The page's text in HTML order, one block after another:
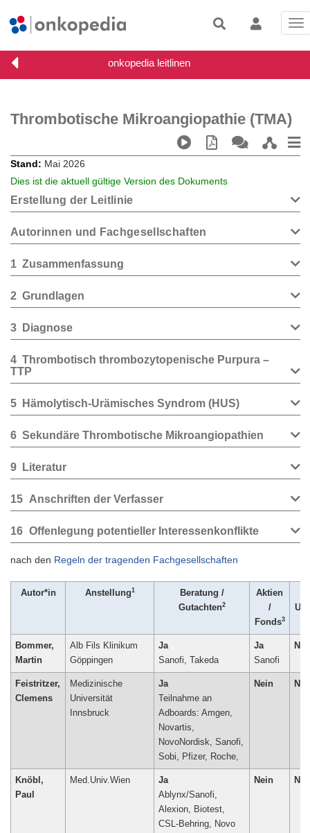
Thrombotische Mikroangiopathie (TMA)
Stand
Mai 2026
Dies ist die aktuell gültige Version des Dokuments
Erstellung der Leitlinie
Autorinnen und Fachgesellschaften
1 Zusammenfassung
2 Grundlagen
3 Diagnose
4 Thrombotisch thrombozytopenische Purpura –
TTP
5 Hämolytisch-Urämisches Syndrom (HUS)
6 Sekundäre Thrombotische Mikroangiopathien
9 Literatur
15 Anschriften der Verfasser
16 Offenlegung potentieller Interessenkonflikte
nach den Regeln der tragenden Fachgesellschaften
Autor*in Anstellung1
Beratung /
Gutachten2
Aktien
/
Fonds3
Bommer,
Martin
Alb Fils Klinikum
Göppingen
Ja
Sanofi, Takeda
Ja
Sanofi
Feistritzer,
Clemens
Medizinische
Universität
Innsbruck
Ja
Teilnahme an
Adboards: Amgen,
Novartis,
NovoNordisk, Sanofi,
Nein
Knöbl,
Paul
Med.Univ.Wien
Ja
Ablynx/Sanofi,
Alexion, Biotest,
CSL-Behring, Novo
Nein